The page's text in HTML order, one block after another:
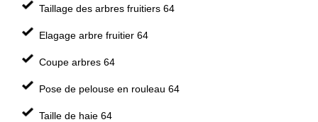
Taillage des arbres fruitiers 64
Elagage arbre fruitier 64
Coupe arbres 64
Pose de pelouse en rouleau 64
Taille de haie 64